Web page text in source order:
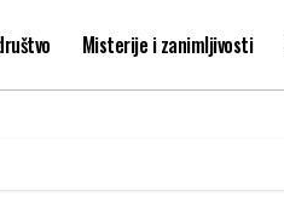
Misterije i zanimljivosti